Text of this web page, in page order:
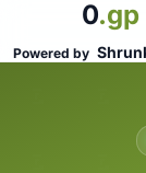
0.gp
Powered by